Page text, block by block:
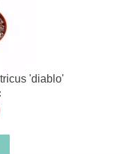
'diablo'